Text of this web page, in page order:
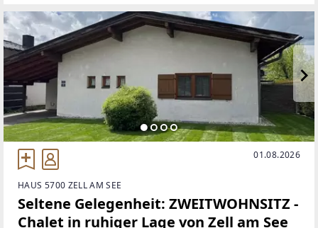
01.08.2026
HAUS 5700 ZELL AM SEE
Seltene Gelegenheit: ZWEITWOHNSITZ -
Chalet in ruhiger Lage von Zell am See